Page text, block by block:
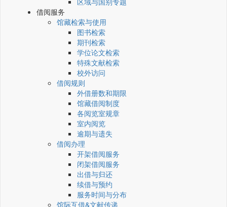
借阅服务
馆藏检索与使用
图书检索
期刊检索
学位论文检索
特殊文献检索
校外访问
借阅规则
外借册数和期限
馆藏借阅制度
各阅览室规章
室内阅览
逾期与遗失
借阅办理
开架借阅服务
闭架借阅服务
出借与归还
续借与预约
服务时间与分布
馆际互借&文献传递